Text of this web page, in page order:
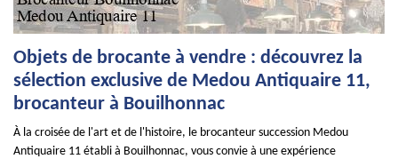
Objets de brocante à vendre : découvrez la
sélection exclusive de Medou Antiquaire 11,
brocanteur à Bouilhonnac
À la croisée de l'art et de l'histoire, le brocanteur succession Medou
Antiquaire 11 établi à Bouilhonnac, vous convie à une expérience